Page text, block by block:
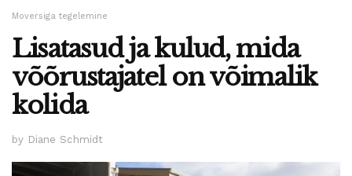
Moversiga tegelemine
Lisatasud ja kulud, mida
võõrustajatel on võimalik
kolida
by Diane Schmidt